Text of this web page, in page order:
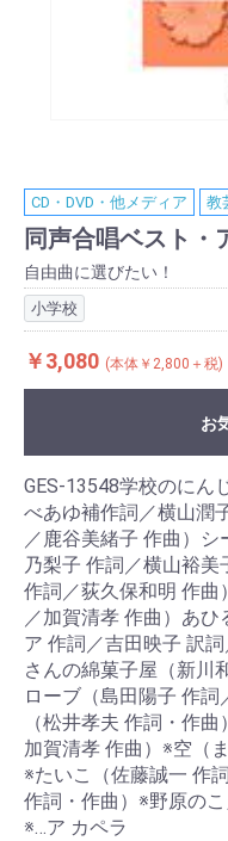
CD・DVD・他メディア 教
同声合唱ベスト
自由曲に選びたい！
小学校
￥3,080 (本体￥2,800＋税)
お
GES-13548学校のにん
べあゆ補作詞／横山潤
／鹿谷美緒子 作曲）
乃梨子 作詞／横山裕
作詞／荻久保和明 作曲
／加賀清孝 作曲）あ
ア 作詞／吉田映子 訳
さんの綿菓子屋（新川
ローブ（島田陽子 作
（松井孝夫 作詞・作
加賀清孝 作曲）※空（
※たいこ（佐藤誠一 作
作詞・作曲）※野原の
※…ア カペラ